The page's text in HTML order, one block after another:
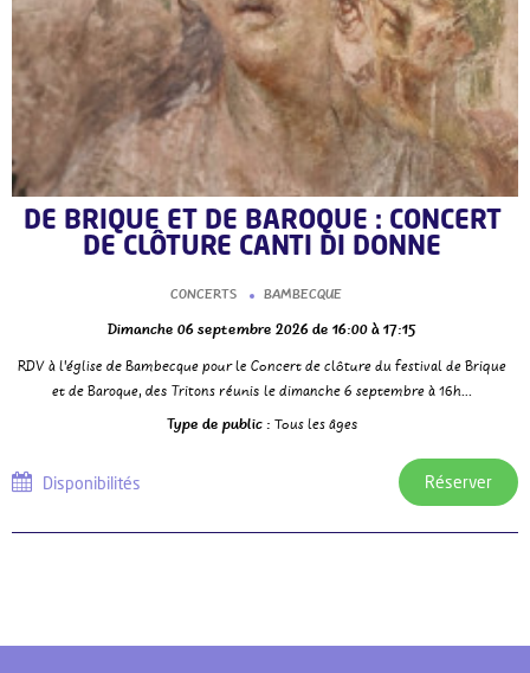
DE BRIQUE ET DE BAROQUE : CONCERT
DE CLÔTURE CANTI DI DONNE
CONCERTS BAMBECQUE
Dimanche 06 septembre 2026 de 16:00 à 17:15
RDV à l'église de Bambecque pour le Concert de clôture du festival de Brique
et de Baroque, des Tritons réunis le dimanche 6 septembre à 16h...
Type de public : Tous les âges
Disponibilités Réserver